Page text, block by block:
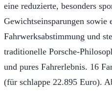
eine reduzierte, besonders
Gewichtseinsparungen sowie
Fahrwerksabstimmung und
traditionelle Porsche-
und pures Fahrerlebnis. 16
(für schlappe 22.895 Euro).